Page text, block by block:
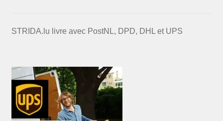
STRIDA.lu livre avec PostNL, DPD, DHL et UPS